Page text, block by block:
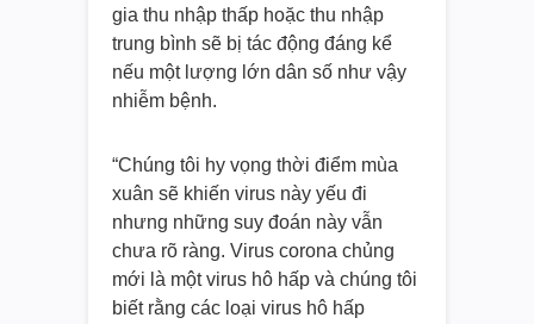
gia thu nhập thấp hoặc thu nhập
trung bình sẽ bị tác động đáng kể
nếu một lượng lớn dân số như vậy
nhiễm bệnh.
“Chúng tôi hy vọng thời điểm mùa
xuân sẽ khiến virus này yếu đi
nhưng những suy đoán này vẫn
chưa rõ ràng. Virus corona chủng
mới là một virus hô hấp và chúng tôi
biết rằng các loại virus hô hấp